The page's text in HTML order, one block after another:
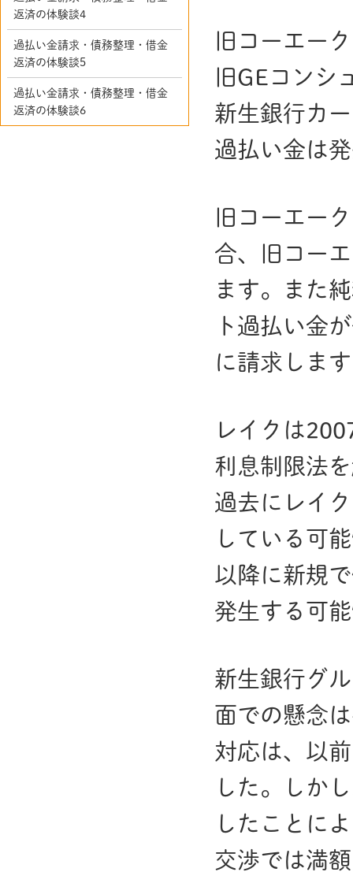
旧コーエー
旧GEコン
新生銀行カ
過払い金は
旧コーエー
合、旧コー
ます。また
ト過払い金
に請求しま
レイクは
利息制限法
過去にレイ
している可
以降に新規
発生する可
新生銀行グ
面での懸念
対応は、以
した。しか
したことに
交渉では満
返済の体験談4
過払い金請求・債務整理・借金
返済の体験談5
過払い金請求・債務整理・借金
返済の体験談6